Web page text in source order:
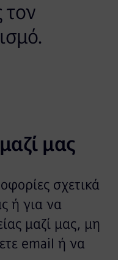
τον
μας
σχετικά
ή για να
μαζί μας, μη
email ή να